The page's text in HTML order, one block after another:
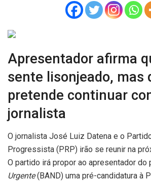
Apresentador afirma
sente lisonjeado, mas
pretende continuar
jornalista
O jornalista José Luiz Datena e o
Progressista (PRP) irão se reunir na
O partido irá propor ao apresentador do
Urgente(BAND) uma pré-candidatura à